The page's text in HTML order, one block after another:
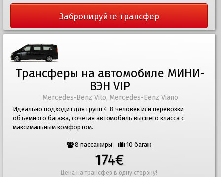
Забронируйте трансфер
Трансферы на автомобиле МИНИ-
ВЭН VIP
Mercedes-Benz Vito, Mercedes-Benz Viano
Идеально подходит для групп 4-8 человек или перевозки
объемного багажа, сочетая автомобиль высшего класса с
максимальным комфортом.
8 пассажиры 10 багаж
174€
Цена на трансфер в одну сторону!